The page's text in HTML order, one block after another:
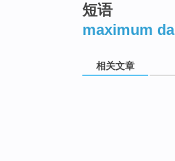
短语
maximum
相关文章